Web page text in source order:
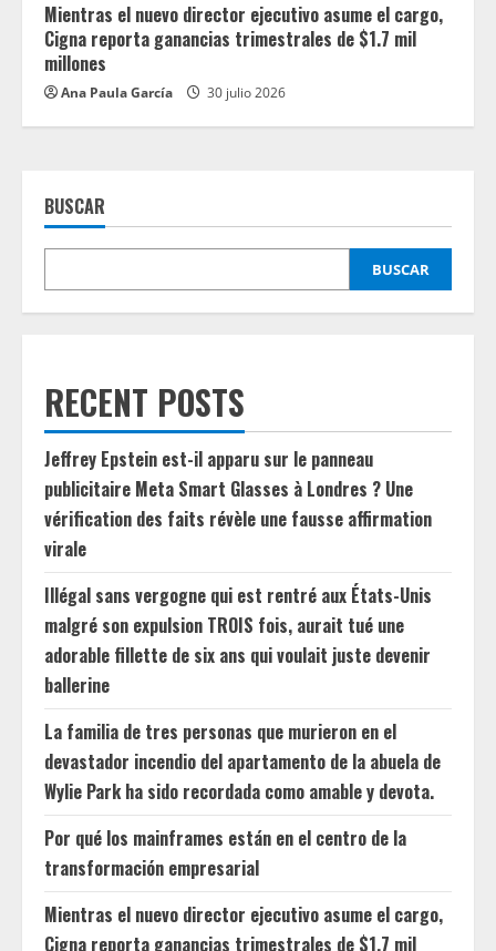
Mientras el nuevo director ejecutivo asume el cargo,
Cigna reporta ganancias trimestrales de $1.7 mil
millones
Ana Paula García 30 julio 2026
BUSCAR
BUSCAR
RECENT POSTS
Jeffrey Epstein est-il apparu sur le panneau
publicitaire Meta Smart Glasses à Londres ? Une
vérification des faits révèle une fausse affirmation
virale
Illégal sans vergogne qui est rentré aux États-Unis
malgré son expulsion TROIS fois, aurait tué une
adorable fillette de six ans qui voulait juste devenir
ballerine
La familia de tres personas que murieron en el
devastador incendio del apartamento de la abuela de
Wylie Park ha sido recordada como amable y devota.
Por qué los mainframes están en el centro de la
transformación empresarial
Mientras el nuevo director ejecutivo asume el cargo,
Cigna reporta ganancias trimestrales de $1.7 mil